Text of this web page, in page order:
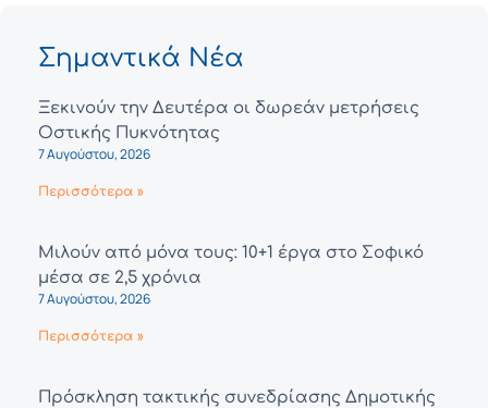
Σημαντικά Νέα
Ξεκινούν την Δευτέρα οι δωρεάν μετρήσεις
Οστικής Πυκνότητας
7 Αυγούστου, 2026
Περισσότερα »
Μιλούν από μόνα τους: 10+1 έργα στο Σοφικό
μέσα σε 2,5 χρόνια
7 Αυγούστου, 2026
Περισσότερα »
Πρόσκληση τακτικής συνεδρίασης Δημοτικής